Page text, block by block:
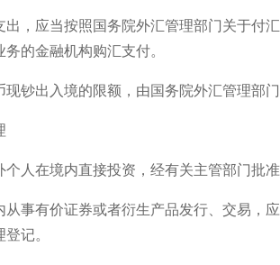
，应当按照国务院外汇管理部门关于付
的金融机构购汇支付。
钞出入境的限额，由国务院外汇管理部门
人在境内直接投资，经有关主管部门批准
事有价证券或者衍生产品发行、交易，
记。